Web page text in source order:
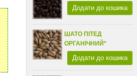
Додати до кошика
ШАТО ПІТЕД
ОРГАНІЧНИЙ*
Додати до кошика